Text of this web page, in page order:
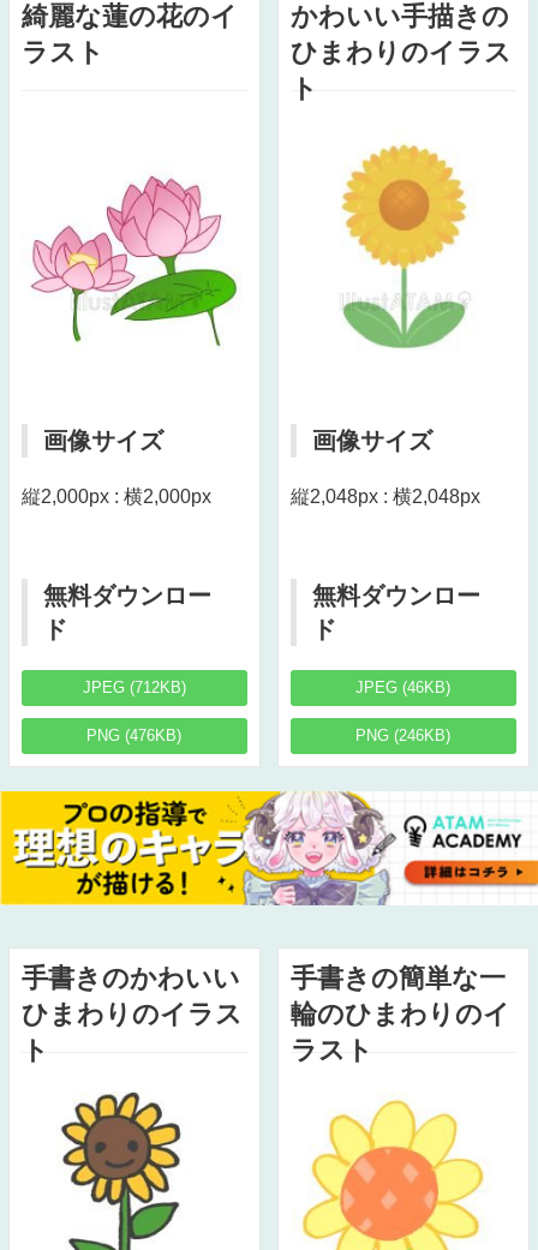
綺麗な蓮の花のイ
ラスト
画像サイズ
縦2,000px : 横2,000px
無料ダウンロー
ド
JPEG (712KB)
PNG (476KB)
かわいい手描きの
ひまわりのイラス
ト
画像サイズ
縦2,048px : 横2,048px
無料ダウンロー
ド
JPEG (46KB)
PNG (246KB)
手書きのかわいい
ひまわりのイラス
ト
手書きの簡単な一
輪のひまわりのイ
ラスト